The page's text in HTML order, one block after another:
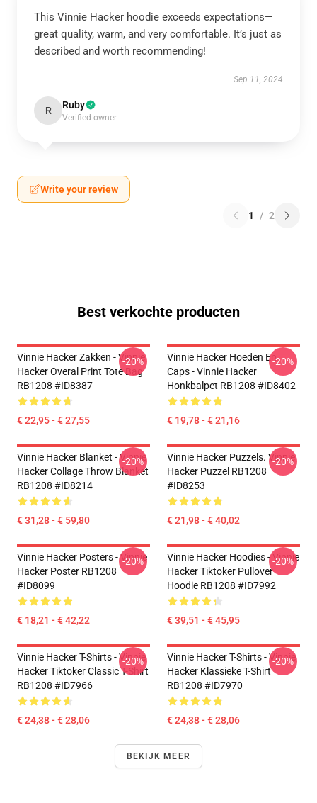
This Vinnie Hacker hoodie exceeds expectations—
great quality, warm, and very comfortable. It’s just as
described and worth recommending!
Sep 11, 2024
R Ruby
Verified owner
Write your review
1 / 2
Best verkochte producten
Vinnie Hacker Zakken - Vinnie
Hacker Overal Print Tote Bag
RB1208 #ID8387
€ 22,95 - € 27,55
-20%
Vinnie Hacker Hoeden En
Caps - Vinnie Hacker
Honkbalpet RB1208 #ID8402
€ 19,78 - € 21,16
-20%
Vinnie Hacker Blanket - Vinnie
Hacker Collage Throw Blanket
RB1208 #ID8214
€ 31,28 - € 59,80
-20%
Vinnie Hacker Puzzels. Vinnie
Hacker Puzzel RB1208
#ID8253
€ 21,98 - € 40,02
-20%
Vinnie Hacker Posters - Vinnie
Hacker Poster RB1208
#ID8099
€ 18,21 - € 42,22
-20%
Vinnie Hacker Hoodies - Vinnie
Hacker Tiktoker Pullover
Hoodie RB1208 #ID7992
€ 39,51 - € 45,95
-20%
Vinnie Hacker T-Shirts - Vinnie
Hacker Tiktoker Classic T-Shirt
RB1208 #ID7966
€ 24,38 - € 28,06
-20%
Vinnie Hacker T-Shirts - Vinnie
Hacker Klassieke T-Shirt
RB1208 #ID7970
€ 24,38 - € 28,06
-20%
BEKIJK MEER